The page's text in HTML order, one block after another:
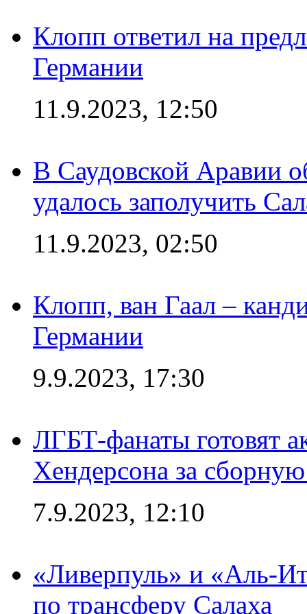
Клопп ответил на
Германии
11.9.2023, 12:50
В Саудовской Аравии
удалось заполучить
11.9.2023, 02:50
Клопп, ван Гаал –
Германии
9.9.2023, 17:30
ЛГБТ-фанаты готовят
Хендерсона за
7.9.2023, 12:10
«Ливерпуль» и «Аль-
по трансферу Салаха